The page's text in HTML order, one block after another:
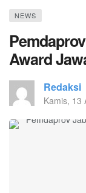
NEWS
Award
Redaksi
Kamis, 13